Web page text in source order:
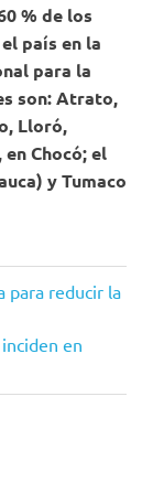
% de los
país en la
para la
son: Atrato,
Lloró,
Chocó; el
y Tumaco
para reducir la
en